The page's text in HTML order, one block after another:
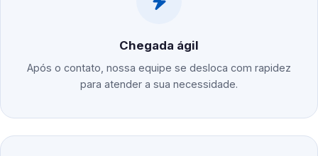
Chegada ágil
Após o contato, nossa equipe se desloca com rapidez
para atender a sua necessidade.